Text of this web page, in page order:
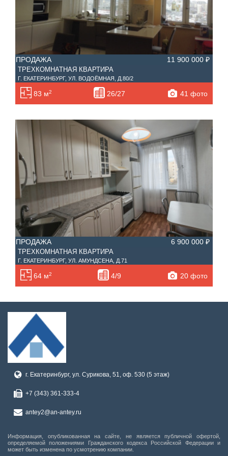
ПРОДАЖА 11 900 000 ₽
ТРЕХКОМНАТНАЯ КВАРТИРА
Г. ЕКАТЕРИНБУРГ, УЛ. ВОДОЁМНАЯ, Д.80/2
83 м2 26/27 41 фото
ПРОДАЖА 6 900 000 ₽
ТРЕХКОМНАТНАЯ КВАРТИРА
Г. ЕКАТЕРИНБУРГ, УЛ. АМУНДСЕНА, Д.71
64 м2 4/9 20 фото
г. Екатеринбург, ул. Сурикова, 51, оф. 530 (5 этаж)
+7 (343) 361-333-4
antey2@an-antey.ru
Информация, опубликованная на сайте, не является публичной офертой,
определяемой положениями Гражданского кодекса Российской Федерации и
может быть изменена по усмотрению компании.